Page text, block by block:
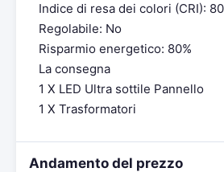
Indice di resa dei colori (CRI):
Regolabile: No
Risparmio energetico: 80%
La consegna
1 X LED Ultra sottile Pannello
1 X Trasformatori
Andamento del prezzo